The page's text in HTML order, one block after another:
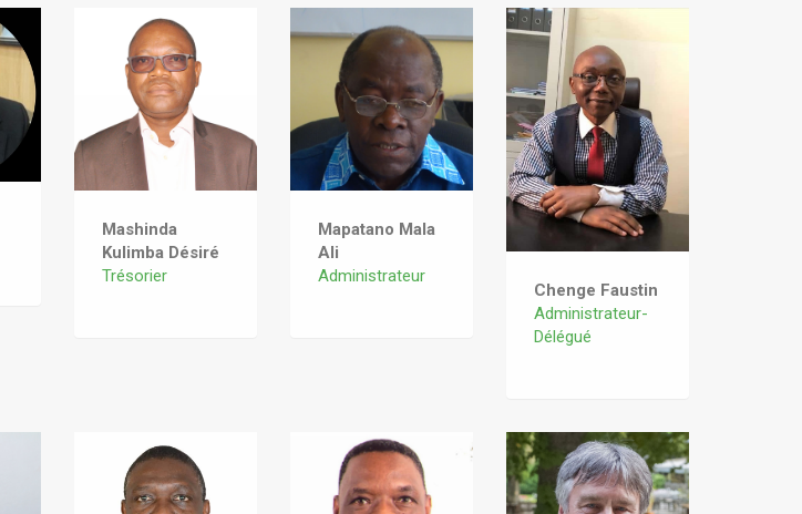
Mashinda
Kulimba Désiré
Trésorier
Mapatano Mala
Ali
Administrateur
Chenge Faustin
Administrateur-
Délégué